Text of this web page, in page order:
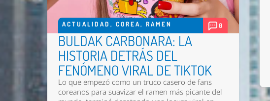
ACTUALIDAD,COREA,RAMEN 0
BULDAK CARBONARA: LA
HISTORIA DETRÁS DEL
FENÓMENO VIRAL DE TIKTOK
Lo que empezó como un truco casero de fans
coreanos para suavizar el ramen más picante del